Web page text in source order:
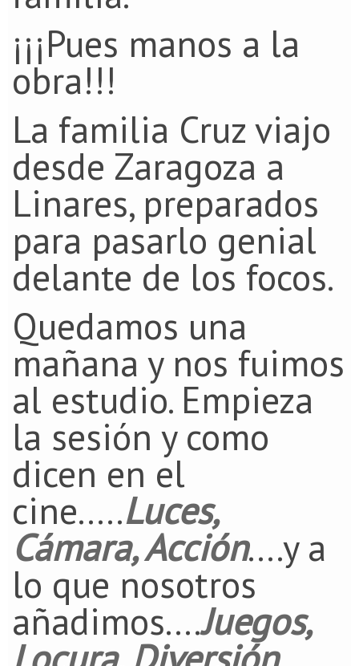
¡¡¡Pues manos a la
obra!!!
La familia Cruz viajo
desde Zaragoza a
Linares, preparados
para pasarlo genial
delante de los focos.
Quedamos una
mañana y nos fuimos
al estudio. Empieza
la sesión y como
dicen en el
cine.....Luces,
Cámara, Acción....y a
lo que nosotros
añadimos....Juegos,